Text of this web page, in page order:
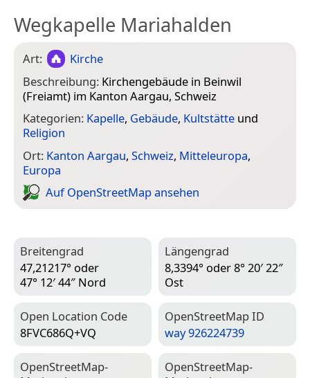
Wegkapelle Mariahalden
Art:
Kirche
Beschreibung: Kirchengebäude in Beinwil
(Freiamt) im Kanton Aargau, Schweiz
Kategorien: Kapelle, Gebäude, Kultstätte und
Religion
Ort: Kanton Aargau, Schweiz, Mitteleuropa,
Europa
Auf Open­Street­Map ansehen
Breitengrad
47,21217° oder
47° 12′ 44″ Nord
Längengrad
8,3394° oder 8° 20′ 22″
Ost
Open Location Code
8FVC686Q+VQ
Open­Street­Map ID
way 926224739
Open­Street­Map-
Open­Street­Map-